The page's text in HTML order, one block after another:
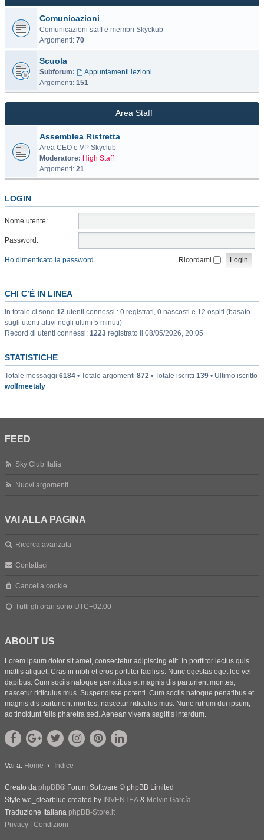
Comunicazioni
Comunicazioni staff e membri Skyckub
Argomenti: 70
Scuola
Subforum:
Appuntamenti lezioni
Argomenti: 151
Area Staff
Assemblea Ristretta
Area CEO e VP Skyclub
Moderatore: High Staff
Argomenti: 21
LOGIN
Nome utente:
Password:
Ho dimenticato la password Ricordami
CHI C’È IN LINEA
In totale ci sono 12 utenti connessi : 0 registrati, 0 nascosti e 12 ospiti (basato
sugli utenti attivi negli ultimi 5 minuti)
Record di utenti connessi: 1223 registrato il 08/05/2026, 20:05
STATISTICHE
Totale messaggi 6184 • Totale argomenti 872 • Totale iscritti 139 • Ultimo iscritto
wolfmeetaly
FEED
Sky Club Italia
Nuovi argomenti
VAI ALLA PAGINA
Ricerca avanzata
Contattaci
Cancella cookie
Tutti gli orari sono UTC+02:00
ABOUT US
Lorem ipsum dolor sit amet, consectetur adipiscing elit. In porttitor lectus quis
mattis aliquet. Cras in nibh et eros porttitor facilisis. Nunc egestas eget leo vel
dapibus. Cum sociis natoque penatibus et magnis dis parturient montes,
nascetur ridiculus mus. Suspendisse potenti. Cum sociis natoque penatibus et
magnis dis parturient montes, nascetur ridiculus mus. Nunc rutrum dui ipsum,
ac tincidunt felis pharetra sed. Aenean viverra sagittis interdum.
Vai a: Home Indice
Creato da phpBB® Forum Software © phpBB Limited
Style we_clearblue created by INVENTEA & Melvin García
Traduzione Italiana phpBB-Store.it
Privacy
Condizioni